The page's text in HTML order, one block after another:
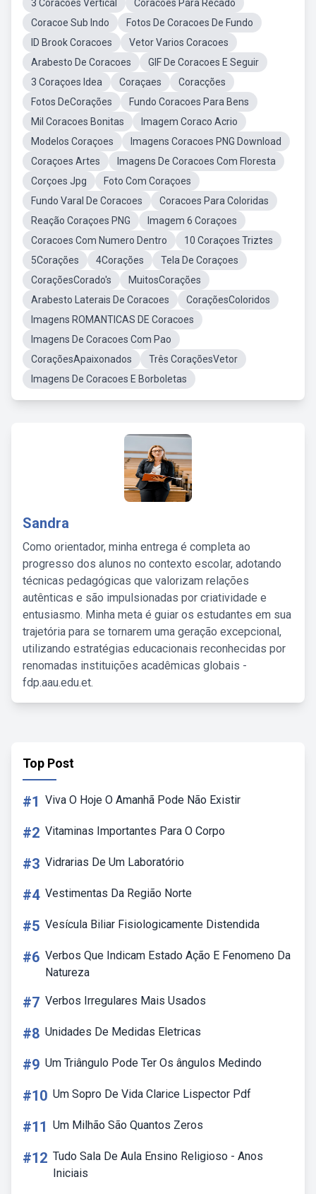
3 Coracoes Vertical
Coracoes Para Recado
Coracoe Sub Indo
Fotos De Coracoes De Fundo
ID Brook Coracoes
Vetor Varios Coracoes
Arabesto De Coracoes
GIF De Coracoes E Seguir
3 Coraçoes Idea
Coraçaes
Coracções
Fotos DeCorações
Fundo Coracoes Para Bens
Mil Coracoes Bonitas
Imagem Coraco Acrio
Modelos Coraçoes
Imagens Coracoes PNG Download
Coraçoes Artes
Imagens De Coracoes Com Floresta
Corçoes Jpg
Foto Com Coraçoes
Fundo Varal De Coracoes
Coracoes Para Coloridas
Reação Coraçoes PNG
Imagem 6 Coraçoes
Coracoes Com Numero Dentro
10 Coraçoes Triztes
5Corações
4Corações
Tela De Coraçoes
CoraçõesCorado's
MuitosCorações
Arabesto Laterais De Coracoes
CoraçõesColoridos
Imagens ROMANTICAS DE Coracoes
Imagens De Coracoes Com Pao
CoraçõesApaixonados
Três CoraçõesVetor
Imagens De Coracoes E Borboletas
Sandra
Como orientador, minha entrega é completa ao
progresso dos alunos no contexto escolar, adotando
técnicas pedagógicas que valorizam relações
autênticas e são impulsionadas por criatividade e
entusiasmo. Minha meta é guiar os estudantes em sua
trajetória para se tornarem uma geração excepcional,
utilizando estratégias educacionais reconhecidas por
renomadas instituições acadêmicas globais -
fdp.aau.edu.et.
Top Post
#1 Viva O Hoje O Amanhã Pode Não Existir
#2 Vitaminas Importantes Para O Corpo
#3 Vidrarias De Um Laboratório
#4 Vestimentas Da Região Norte
#5 Vesícula Biliar Fisiologicamente Distendida
#6 Verbos Que Indicam Estado Ação E Fenomeno Da
Natureza
#7 Verbos Irregulares Mais Usados
#8 Unidades De Medidas Eletricas
#9 Um Triângulo Pode Ter Os ângulos Medindo
#10 Um Sopro De Vida Clarice Lispector Pdf
#11 Um Milhão São Quantos Zeros
#12 Tudo Sala De Aula Ensino Religioso - Anos
Iniciais